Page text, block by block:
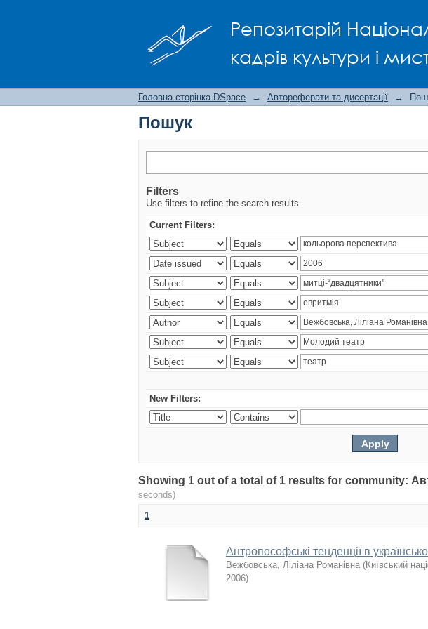
Репозитарій
кадрів культури і
Головна сторінка DSpace → Автореферати та дисертації →
Пошук
Filters
Use filters to refine the search results.
Current Filters:
New Filters:
Showing 1 out of a total of 1 results for community:
seconds)
1
Антропософські тенденції в
Вежбовська, Ліліана Романівна (Київський
2006)